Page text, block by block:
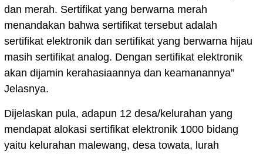
dan merah. Sertifikat yang berwarna merah
menandakan bahwa sertifikat tersebut adalah
sertifikat elektronik dan sertifikat yang berwarna hijau
masih sertifikat analog. Dengan sertifikat elektronik
akan dijamin kerahasiaannya dan keamanannya”
Jelasnya.
Dijelaskan pula, adapun 12 desa/kelurahan yang
mendapat alokasi sertifikat elektronik 1000 bidang
yaitu kelurahan malewang, desa towata, lurah